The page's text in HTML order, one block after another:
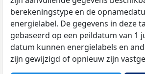
berekeningstype en de
energielabel. De gegevens in deze
gebaseerd op een peildatum van 1
datum kunnen energielabels en
zijn gewijzigd of opnieuw zijn